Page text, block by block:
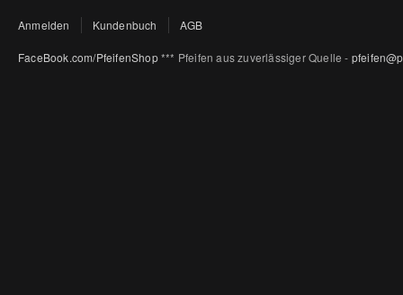
Anmelden Kundenbuch AGB
FaceBook.com/PfeifenShop*** Pfeifen aus zuverlässiger Quelle -